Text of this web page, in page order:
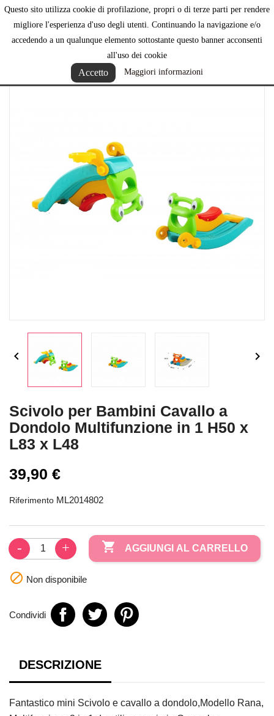
Questo sito utilizza cookie di profilazione, propri o di terze parti per rendere
migliore l'esperienza d'uso degli utenti. Continuando la navigazione e/o
accedendo a un qualunque elemento sottostante questo banner acconsenti
all'uso dei cookie
Accetto Maggiori informazioni

 
Scivolo per Bambini Cavallo a
Dondolo Multifunzione in 1 H50 x
L83 x L48
39,90 €
Riferimento ML2014802
 AGGIUNGI AL CARRELLO
 Non disponibile
Condividi
DESCRIZIONE
Fantastico mini Scivolo e cavallo a dondolo,Modello Rana,